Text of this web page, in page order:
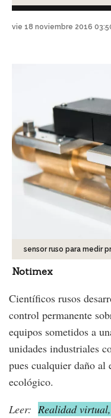
vie 18 noviembre 2016
sensor ruso para medir
Notimex
Científicos rusos
control permanente
equipos sometidos a
unidades industriales
pues cualquier daño al
ecológico.
Leer: Realidad